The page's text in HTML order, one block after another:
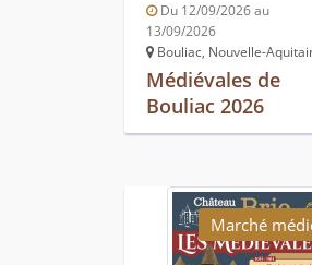
Du 12/09/2026 au
13/09/2026
Bouliac, Nouvelle-
Médiévales de
Bouliac 2026
Marché